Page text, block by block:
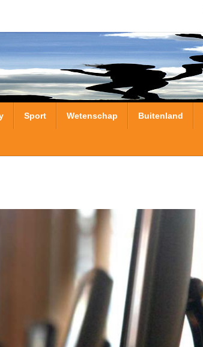
Sport Wetenschap Buitenland